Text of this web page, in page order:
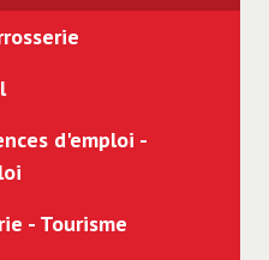
d'emploi -
- Tourisme